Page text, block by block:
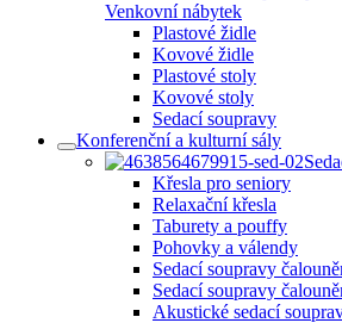
Venkovní nábytek
Plastové židle
Kovové židle
Plastové stoly
Kovové stoly
Sedací soupravy
Konferenční a kulturní sály
Křesla pro seniory
Relaxační křesla
Taburety a pouffy
Pohovky a válendy
Sedací soupravy
Sedací soupravy
Akustické sedací